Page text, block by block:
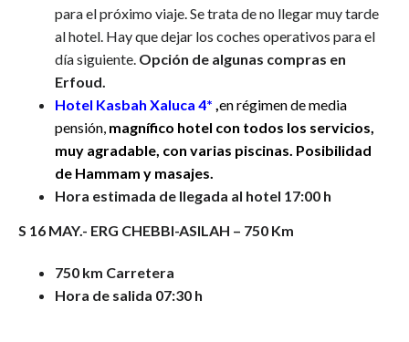
para el próximo viaje. Se trata de no llegar muy tarde
al hotel. Hay que dejar los coches operativos para el
día siguiente. Opción de algunas compras en
Erfoud.
Hotel Kasbah Xaluca 4* ,en régimen de media
pensión, magnífico hotel con todos los servicios,
muy agradable, con varias piscinas. Posibilidad
de Hammam y masajes.
Hora estimada de llegada al hotel 17:00 h
S 16 MAY.- ERG CHEBBI-ASILAH – 750 Km
750 km Carretera
Hora de salida 07:30 h